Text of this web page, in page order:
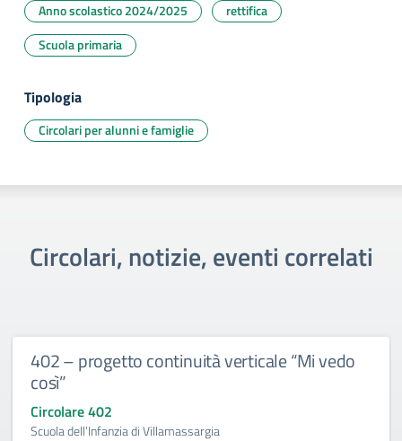
Anno scolastico 2024/2025
rettifica
Scuola primaria
Tipologia
Circolari per alunni e famiglie
Circolari, notizie, eventi correlati
402 – progetto continuità verticale “Mi vedo
così”
Circolare 402
Scuola dell’Infanzia di Villamassargia